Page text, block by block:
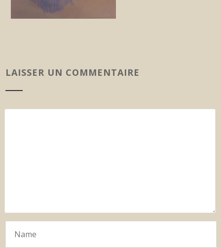
LAISSER UN COMMENTAIRE